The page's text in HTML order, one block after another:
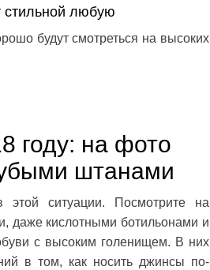
любую
будут смотреться на высоких
году: на фото
штанами
ситуации. Посмотрите на
даже кислотными ботильонами и
с высоким голенищем. В них
в том, как носить джинсы по-